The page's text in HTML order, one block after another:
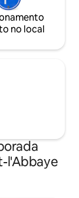
no local
l'Abbaye